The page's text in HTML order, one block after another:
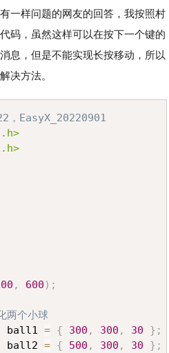
一样问题的网友的回答，我按照村
码，虽然这样可以在按下一个键的
息，但是不能实现长按移动，所以
决方法。
，EasyX_20220901
, 600 ) ;
两个小球
ball1 = { 300 , 300 , 30 } ;
ball2 = { 500 , 300 , 30 } ;